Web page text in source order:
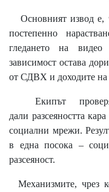
Основният извод е,
постепенно
гледането на
зависимост остава
от СДВХ и доходите на
Екипът
дали разсеяността
социални мрежи.
в една посока –
разсеяност.
Механизмите, чрез